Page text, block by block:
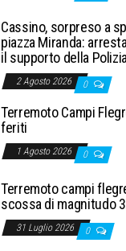
Cassino, sorpreso a
piazza Miranda:
il supporto della
2 Agosto 2026 0
Terremoto Campi
feriti
1 Agosto 2026 0
Terremoto campi
scossa di magnitudo
31 Luglio 2026 0